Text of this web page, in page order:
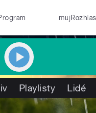
mujRozhlas
Playlisty Lidé